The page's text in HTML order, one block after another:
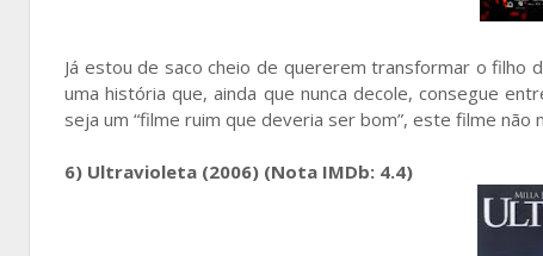
Já estou de saco cheio de quererem transformar o filho
uma história que, ainda que nunca decole, consegue
seja um “filme ruim que deveria ser bom”, este filme
6) Ultravioleta (2006) (Nota IMDb: 4.4)